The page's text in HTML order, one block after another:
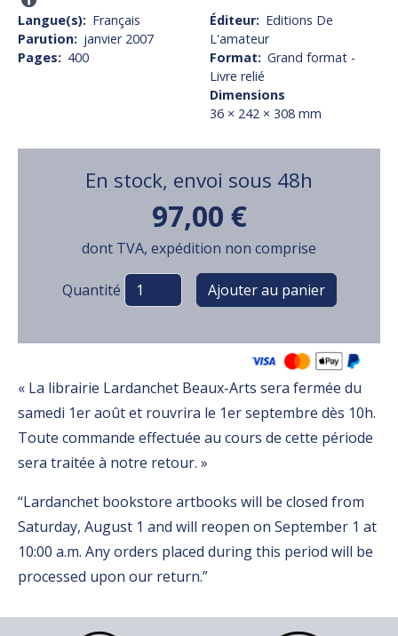
Langue(s)
Français
Parution
janvier 2007
Pages
400
Éditeur
Editions De
L'amateur
Format
Grand format -
Livre relié
Dimensions
36 × 242 × 308 mm
En stock, envoi sous 48h
97,00 €
dont TVA, expédition non comprise
Variations
Quantité
« La librairie Lardanchet Beaux-Arts sera fermée du
samedi 1er août et rouvrira le 1er septembre dès 10h.
Toute commande effectuée au cours de cette période
sera traitée à notre retour. »
“Lardanchet bookstore artbooks will be closed from
Saturday, August 1 and will reopen on September 1 at
10:00 a.m. Any orders placed during this period will be
processed upon our return.”